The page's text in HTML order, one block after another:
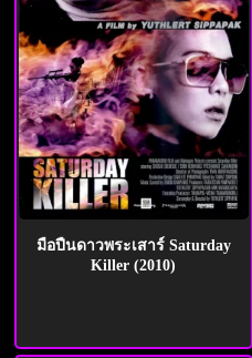
มือปืนดาวพระเสาร์ Saturday
Killer (2010)